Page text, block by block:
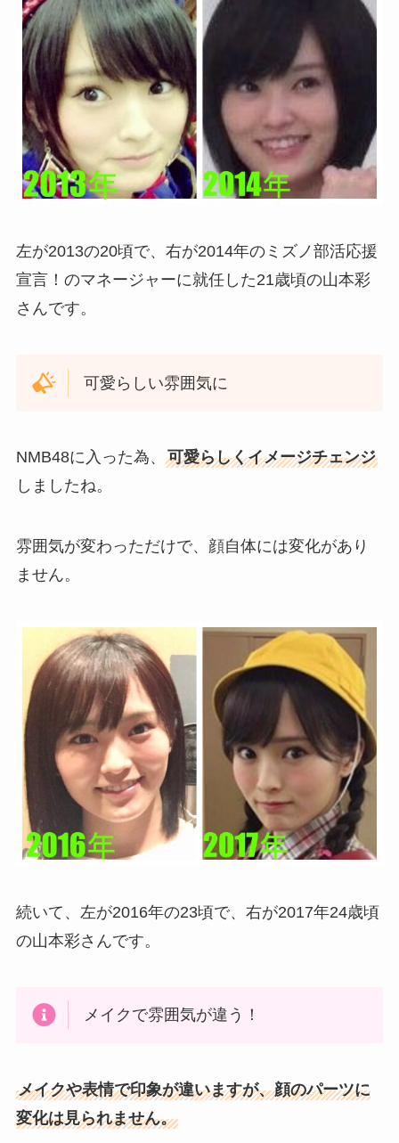
左が2013の20頃で、右が2014年のミズノ部活応援
宣言！のマネージャーに就任した21歳頃の山本彩
さんです。
可愛らしい雰囲気に
NMB48に入った為、 可愛らしくイメージチェンジ
しましたね。
雰囲気が変わっただけで、顔自体には変化があり
ません。
続いて、左が2016年の23頃で、右が2017年24歳頃
の山本彩さんです。
メイクで雰囲気が違う！
メイクや表情で印象が違いますが、顔のパーツに
変化は見られません。